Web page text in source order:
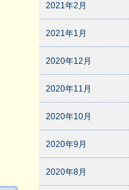
2021年2月
2021年1月
2020年12月
2020年11月
2020年10月
2020年9月
2020年8月